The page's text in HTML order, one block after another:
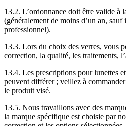
13.2. L’ordonnance doit être valide à
(généralement de moins d’un an,
professionnel).
13.3. Lors du choix des verres, vous
correction, la qualité, les traitements,
13.4. Les prescriptions pour lunettes
peuvent différer ; veillez à
le produit visé.
13.5. Nous travaillons avec des
la marque spécifique est choisie par